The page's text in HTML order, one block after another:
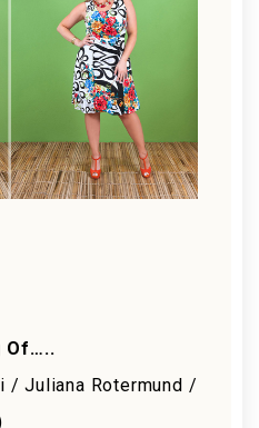
Of…..
/ Juliana Rotermund /